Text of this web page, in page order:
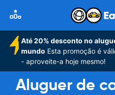
Até 20% desconto no
mundo Esta promoção é
- aproveite-a hoje mesmo!
Aluguer de